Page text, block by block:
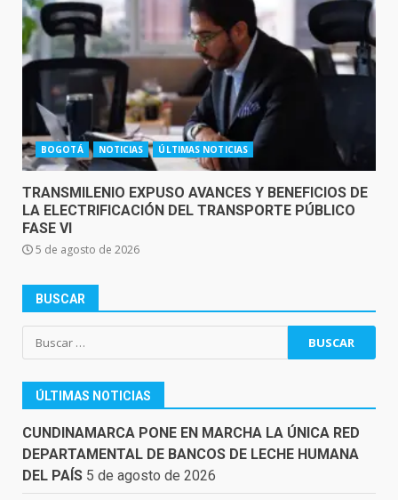
BOGOTÁ NOTICIAS ÚLTIMAS NOTICIAS
TRANSMILENIO EXPUSO AVANCES Y BENEFICIOS DE
LA ELECTRIFICACIÓN DEL TRANSPORTE PÚBLICO
FASE VI
5 de agosto de 2026
BUSCAR
Buscar:
ÚLTIMAS NOTICIAS
CUNDINAMARCA PONE EN MARCHA LA ÚNICA RED
DEPARTAMENTAL DE BANCOS DE LECHE HUMANA
DEL PAÍS 5 de agosto de 2026